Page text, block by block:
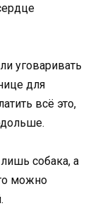
уговаривать
для
всё это,
собака, а
можно